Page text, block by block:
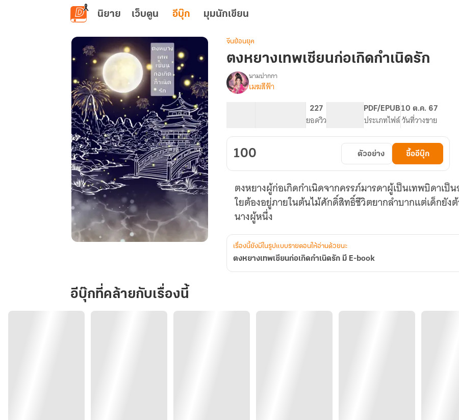
ข้ามไปยังเนื้อหาหลัก
นิยาย เว็บตูน อีบุ๊ก มุมนักเขียน
เซียน
ก่อ
เกิด
จีนย้อนยุค
ตงหยางเทพเซียนก่อเกิดกำเนิดรัก
เรื่อง
ตง
ก่อ
เกิด
กำเนิด
รัก
book
นามปากกา
เมฆสีฟ้า
227
ยอดวิว
PDF/EPUB
ประเภทไฟล์
10 ต.ค. 67
วันที่วางขาย
100 ตัวอย่าง ซื้ออีบุ๊ก
ตงหยางผู้ก่อเกิดกำเนิดจากครรภ์มารดาผู้เป็นเทพบิดาเป็
ใยต้องอยู่ภายในต้นไม้ศักดิ์สิทธิ์ชีวิตยากลำบากแต่เด็กยั
นางผู้หนึ่ง
เรื่องนี้ยังมีในรูปแบบรายตอนให้อ่านด้วยนะ
ตงหยางเทพเซียนก่อเกิดกำเนิดรัก มี E-book
อีบุ๊กที่คล้ายกับเรื่องนี้